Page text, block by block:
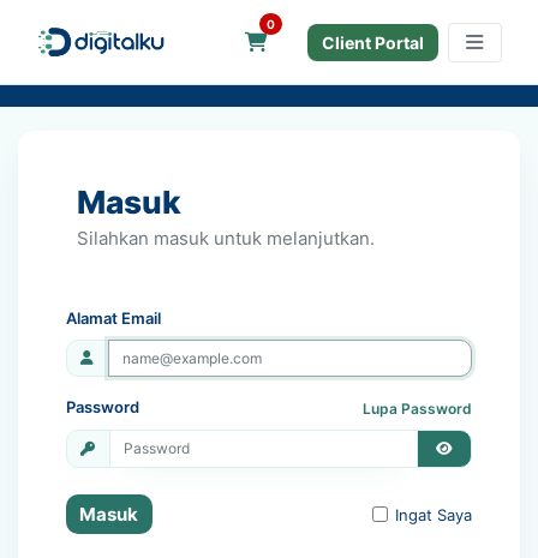
0
Keranjang Belanja
Client Portal
Masuk
Silahkan masuk untuk melanjutkan.
Alamat Email
Password Lupa Password
Masuk Ingat Saya